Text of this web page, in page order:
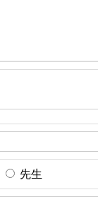
先生